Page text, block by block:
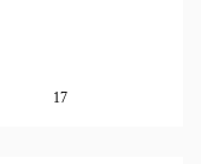
17